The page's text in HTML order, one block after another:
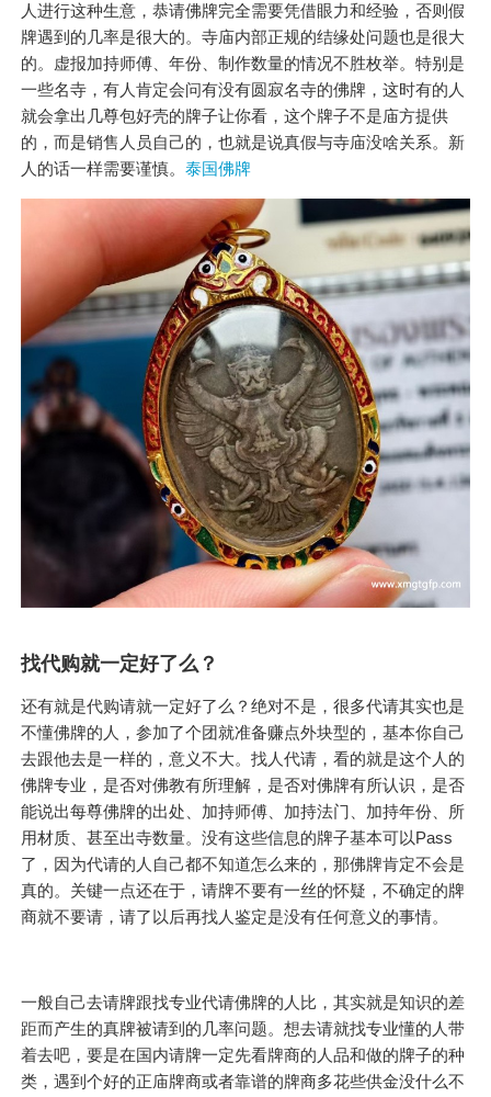
人进行这种生意，恭请佛牌完全需要凭借眼力和经验，否则假
牌遇到的几率是很大的。寺庙内部正规的结缘处问题也是很大
的。虚报加持师傅、年份、制作数量的情况不胜枚举。特别是
一些名寺，有人肯定会问有没有圆寂名寺的佛牌，这时有的人
就会拿出几尊包好壳的牌子让你看，这个牌子不是庙方提供
的，而是销售人员自己的，也就是说真假与寺庙没啥关系。新
人的话一样需要谨慎。 泰国佛牌
找代购就一定好了么？
还有就是代购请就一定好了么？绝对不是，很多代请其实也是
不懂佛牌的人，参加了个团就准备赚点外块型的，基本你自己
去跟他去是一样的，意义不大。找人代请，看的就是这个人的
佛牌专业，是否对佛教有所理解，是否对佛牌有所认识，是否
能说出每尊佛牌的出处、加持师傅、加持法门、加持年份、所
用材质、甚至出寺数量。没有这些信息的牌子基本可以Pass
了，因为代请的人自己都不知道怎么来的，那佛牌肯定不会是
真的。关键一点还在于，请牌不要有一丝的怀疑，不确定的牌
商就不要请，请了以后再找人鉴定是没有任何意义的事情。
一般自己去请牌跟找专业代请佛牌的人比，其实就是知识的差
距而产生的真牌被请到的几率问题。想去请就找专业懂的人带
着去吧，要是在国内请牌一定先看牌商的人品和做的牌子的种
类，遇到个好的正庙牌商或者靠谱的牌商多花些供金没什么不